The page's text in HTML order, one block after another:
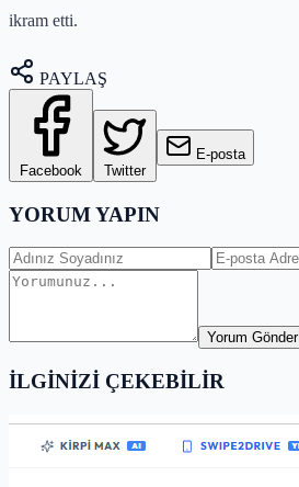
ikram etti.
PAYLAŞ
Facebook Twitter
E-posta
YORUM YAPIN
Yorum Gönder
İLGİNİZİ ÇEKEBİLİR